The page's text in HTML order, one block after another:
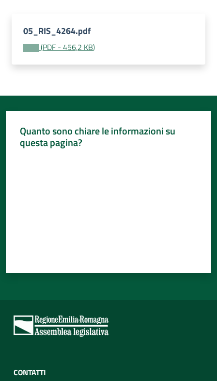
05_RIS_4264.pdf
(PDF - 456,2 KB)
Quanto sono chiare le informazioni su
questa pagina?
CONTATTI